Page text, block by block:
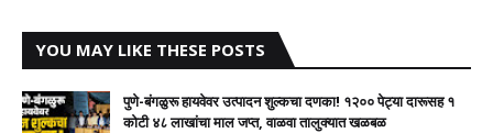
YOU MAY LIKE THESE POSTS
पुणे-बंगळुरू हायवेवर उत्पादन शुल्कचा दणका! १२०० पेट्या दारूसह १
कोटी ४८ लाखांचा माल जप्त, वाळवा तालुक्यात खळबळ